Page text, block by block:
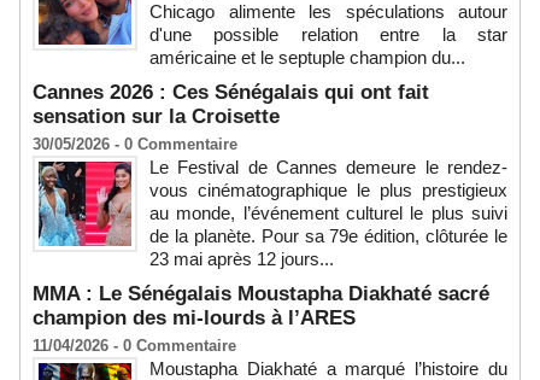
Chicago alimente les spéculations autour
d'une possible relation entre la star
américaine et le septuple champion du...
Cannes 2026 : Ces Sénégalais qui ont fait
sensation sur la Croisette
30/05/2026 - 0 Commentaire
Le Festival de Cannes demeure le rendez-
vous cinématographique le plus prestigieux
au monde, l’événement culturel le plus suivi
de la planète. Pour sa 79e édition, clôturée le
23 mai après 12 jours...
MMA : Le Sénégalais Moustapha Diakhaté sacré
champion des mi-lourds à l’ARES
11/04/2026 - 0 Commentaire
Moustapha Diakhaté a marqué l’histoire du